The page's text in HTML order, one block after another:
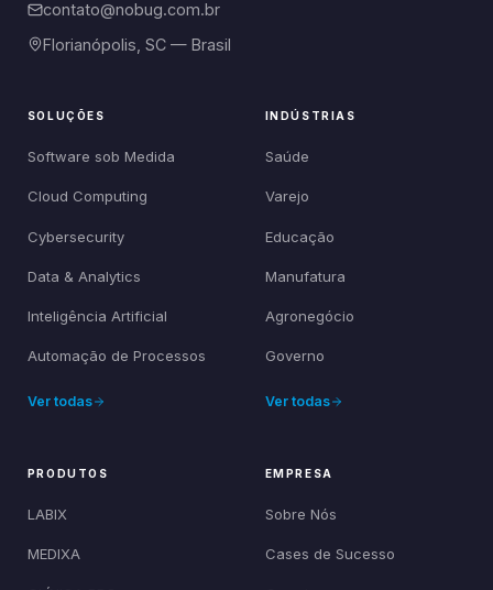
contato@nobug.com.br
Florianópolis, SC — Brasil
SOLUÇÕES
Software sob Medida
Cloud Computing
Cybersecurity
Data & Analytics
Inteligência Artificial
Automação de Processos
Ver todas
INDÚSTRIAS
Saúde
Varejo
Educação
Manufatura
Agronegócio
Governo
Ver todas
PRODUTOS
LABIX
MEDIXA
EMPRESA
Sobre Nós
Cases de Sucesso